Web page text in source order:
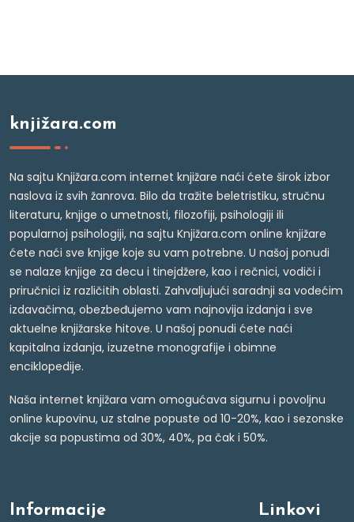
knjižara.com
Na sajtu Knjižara.com internet knjižare naći ćete širok izbor
naslova iz svih žanrova. Bilo da tražite beletristiku, stručnu
literaturu, knjige o umetnosti, filozofiji, psihologiji ili
popularnoj psihologiji, na sajtu Knjižara.com online knjižare
ćete naći sve knjige koje su vam potrebne. U našoj ponudi
se nalaze knjige za decu i tinejdžere, kao i rečnici, vodiči i
priručnici iz različitih oblasti. Zahvaljujući saradnji sa vodećim
izdavačima, obezbeđujemo vam najnovija izdanja i sve
aktuelne knjižarske hitove. U našoj ponudi ćete naći
kapitalna izdanja, izuzetne monografije i obimne
enciklopedije.
Naša internet knjižara vam omogućava sigurnu i povoljnu
online kupovinu, uz stalne popuste od 10-20%, kao i sezonske
akcije sa popustima od 30%, 40%, pa čak i 50%.
Informacije Linkovi